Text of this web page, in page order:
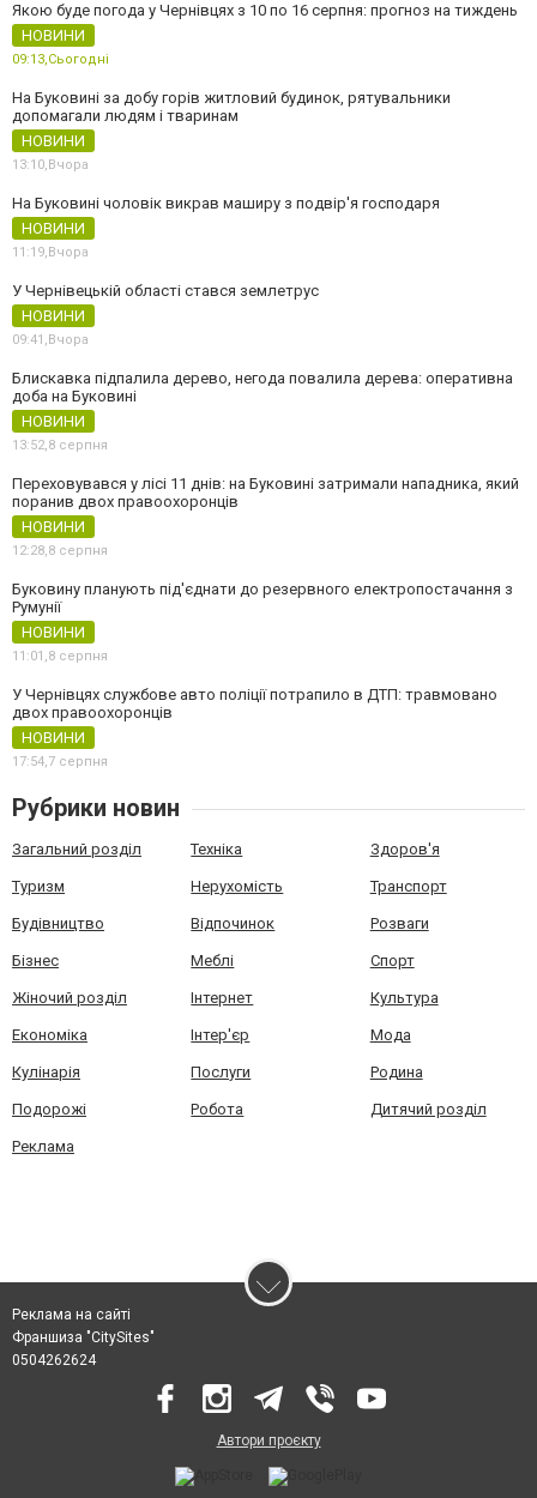
Якою буде погода у Чернівцях з 10 по 16 серпня: прогноз на тиждень
НОВИНИ
09:13,Сьогодні
На Буковині за добу горів житловий будинок, рятувальники
допомагали людям і тваринам
НОВИНИ
13:10, Вчора
На Буковині чоловік викрав маширу з подвір'я господаря
НОВИНИ
11:19, Вчора
У Чернівецькій області стався землетрус
НОВИНИ
09:41, Вчора
Блискавка підпалила дерево, негода повалила дерева: оперативна
доба на Буковині
НОВИНИ
13:52,8 серпня
Переховувався у лісі 11 днів: на Буковині затримали нападника, який
поранив двох правоохоронців
НОВИНИ
12:28,8 серпня
Буковину планують під'єднати до резервного електропостачання з
Румунії
НОВИНИ
11:01,8 серпня
У Чернівцях службове авто поліції потрапило в ДТП: травмовано
двох правоохоронців
НОВИНИ
17:54,7 серпня
Рубрики новин
Загальний розділ Техніка Здоров'я
Туризм Нерухомість Транспорт
Будівництво Відпочинок Розваги
Бізнес Меблі Спорт
Жіночий розділ Інтернет Культура
Економіка Інтер'єр Мода
Кулінарія Послуги Родина
Подорожі Робота Дитячий розділ
Реклама
Реклама на сайті
Франшиза "CitySites"
0504262624
Автори проєкту